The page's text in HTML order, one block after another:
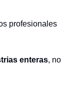
profesionales
enteras, no